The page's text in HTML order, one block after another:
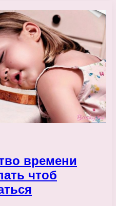
времени
чтоб